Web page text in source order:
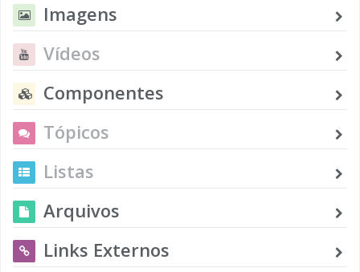
Imagens
Vídeos
Componentes
Tópicos
Listas
Arquivos
Links Externos